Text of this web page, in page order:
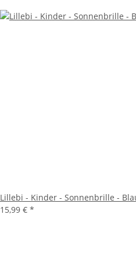
Lillebi - Kinder - Sonnenbrille -
15,99 € *